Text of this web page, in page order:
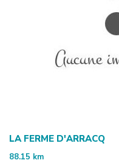
LA FERME D'ARRACQ
88.15 km